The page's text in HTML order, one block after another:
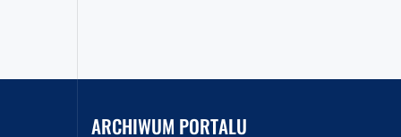
ARCHIWUM PORTALU